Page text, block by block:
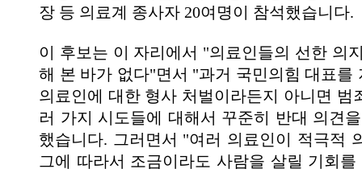
장 등 의료계 종사자 20여명이 참석했습니다.
이 후보는 이 자리에서 "의료인들의 선한 의
해 본 바가 없다"면서 "과거 국민의힘 대표를
의료인에 대한 형사 처벌이라든지 아니면 범
러 가지 시도들에 대해서 꾸준히 반대 의견
했습니다. 그러면서 "여러 의료인이 적극적
그에 따라서 조금이라도 사람을 살릴 기회